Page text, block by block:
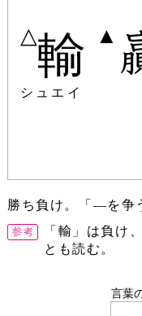
△輸 ▲
シュエイ
勝ち負け。「―を争
「輸」は負け
とも読む。
言葉